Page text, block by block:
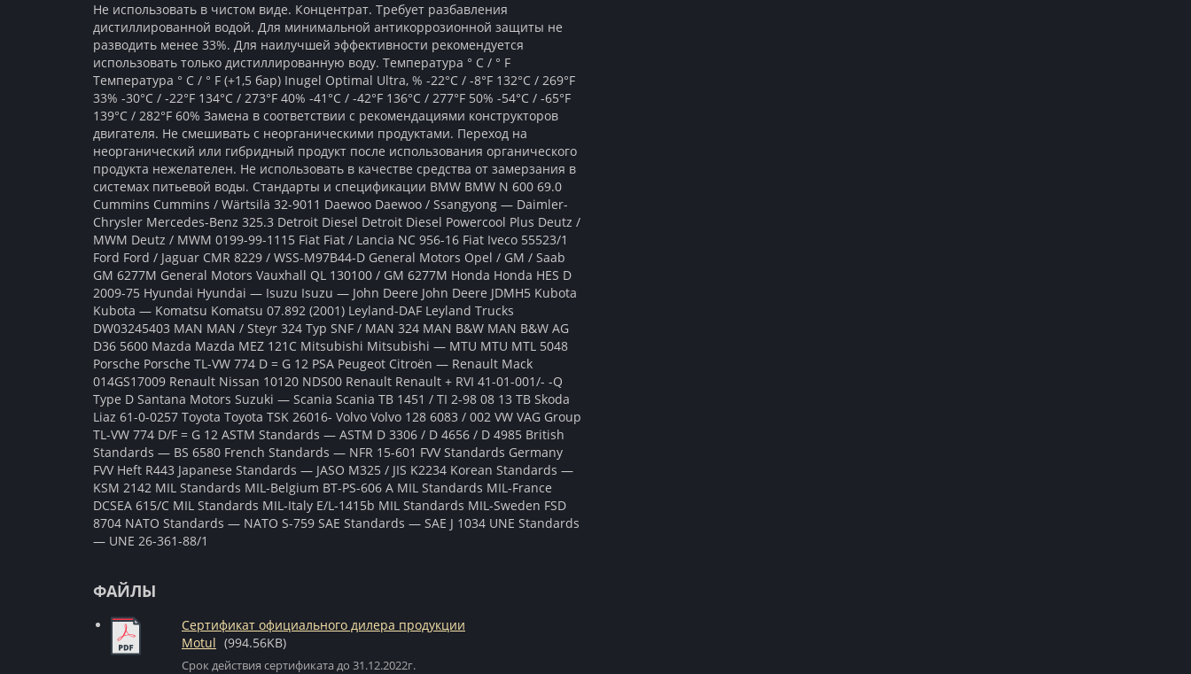
Не использовать в чистом виде. Концентрат. Требует разбавления
дистиллированной водой. Для минимальной антикоррозионной защиты не
разводить менее 33%. Для наилучшей эффективности рекомендуется
использовать только дистиллированную воду. Температура ° C / ° F
Температура ° C / ° F (+1,5 бар) Inugel Optimal Ultra, % -22°C / -8°F 132°C / 269°F
33% -30°C / -22°F 134°C / 273°F 40% -41°C / -42°F 136°C / 277°F 50% -54°C / -65°F
139°C / 282°F 60% Замена в соответствии с рекомендациями конструкторов
двигателя. Не смешивать с неорганическими продуктами. Переход на
неорганический или гибридный продукт после использования органического
продукта нежелателен. Не использовать в качестве средства от замерзания в
системах питьевой воды. Стандарты и спецификации BMW BMW N 600 69.0
Cummins Cummins / Wärtsilä 32-9011 Daewoo Daewoo / Ssangyong — Daimler-
Chrysler Mercedes-Benz 325.3 Detroit Diesel Detroit Diesel Powercool Plus Deutz /
MWM Deutz / MWM 0199-99-1115 Fiat Fiat / Lancia NC 956-16 Fiat Iveco 55523/1
Ford Ford / Jaguar CMR 8229 / WSS-M97B44-D General Motors Opel / GM / Saab
GM 6277M General Motors Vauxhall QL 130100 / GM 6277M Honda Honda HES D
2009-75 Hyundai Hyundai — Isuzu Isuzu — John Deere John Deere JDMH5 Kubota
Kubota — Komatsu Komatsu 07.892 (2001) Leyland-DAF Leyland Trucks
DW03245403 MAN MAN / Steyr 324 Typ SNF / MAN 324 MAN B&W MAN B&W AG
D36 5600 Mazda Mazda MEZ 121C Mitsubishi Mitsubishi — MTU MTU MTL 5048
Porsche Porsche TL-VW 774 D = G 12 PSA Peugeot Citroёn — Renault Mack
014GS17009 Renault Nissan 10120 NDS00 Renault Renault + RVI 41-01-001/- -Q
Type D Santana Motors Suzuki — Scania Scania TB 1451 / TI 2-98 08 13 TB Skoda
Liaz 61-0-0257 Toyota Toyota TSK 26016- Volvo Volvo 128 6083 / 002 VW VAG Group
TL-VW 774 D/F = G 12 ASTM Standards — ASTM D 3306 / D 4656 / D 4985 British
Standards — BS 6580 French Standards — NFR 15-601 FVV Standards Germany
FVV Heft R443 Japanese Standards — JASO M325 / JIS K2234 Korean Standards —
KSM 2142 MIL Standards MIL-Belgium BT-PS-606 A MIL Standards MIL-France
DCSEA 615/C MIL Standards MIL-Italy E/L-1415b MIL Standards MIL-Sweden FSD
8704 NATO Standards — NATO S-759 SAE Standards — SAE J 1034 UNE Standards
— UNE 26-361-88/1
ФАЙЛЫ
Сертификат официального дилера продукции
Motul (994.56KB)
Срок действия сертификата до 31.12.2022г.